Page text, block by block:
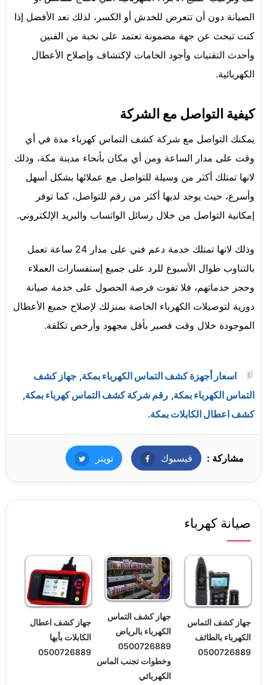
الصيانة دون أن تتعرض للخدش أو الكسر، لذلك نعد الأفضل إذا
كنت تبحث عن جهة مضمونة تعتمد على نخبة من الفنين
وأحدث التقنيات وأجود الخامات لإكتشاف وإصلاح الأعطال
الكهربائية.
كيفية التواصل مع الشركة
يمكنك التواصل مع شركة كشف التماس كهرباء مدة في أي
وقت على مدار الساعة ومن أي مكان بأنحاء مدينة مكة، وذلك
لانها تمتلك أكثر من وسيلة للتواصل مع عملائها بشكل أسهل
وأسرع، حيث يوجد لديها أكثر من رقم للتواصل، كما توفر
إمكانية التواصل من خلال رسائل الواتساب والبريد الإلكتروني.
وذلك لانها تمتلك خدمة دعم فني على مدار 24 ساعة تعمل
بالتناوب طوال الأسبوع للرد على جميع إستفسارات العملاء
وحجز خدماتهم، فلا تفوت فرصة الحصول على خدمة صيانة
دورية لتوصيلات الكهرباء الخاصة بمنزلك لإصلاح جميع الأعطال
الموجودة خلال وقت قصير بأقل مجهود وأرخص تكلفة.
اسعار أجهزة كشف التماس الكهرباء بمكة, جهاز كشف
التماس الكهرباء بمكة, رقم شركة كشف التماس كهرباء بمكة,
كشف اعطال الكابلات بمكة.
مشاركة : فيسبوك فيسبوكتويتر تويتر
صيانة كهرباء
جهاز كشف التماس
الكهرباء بالطائف
0500726889
جهاز كشف التماس
الكهرباء بالرياض
0500726889
وخطوات تجنب الماس
الكهربائي
جهاز كشف اعطال
الكابلات بأبها
0500726889